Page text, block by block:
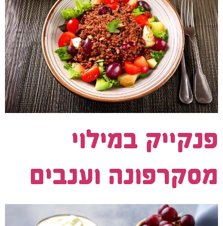
פנקייק במילוי
מסקרפונה וענבים